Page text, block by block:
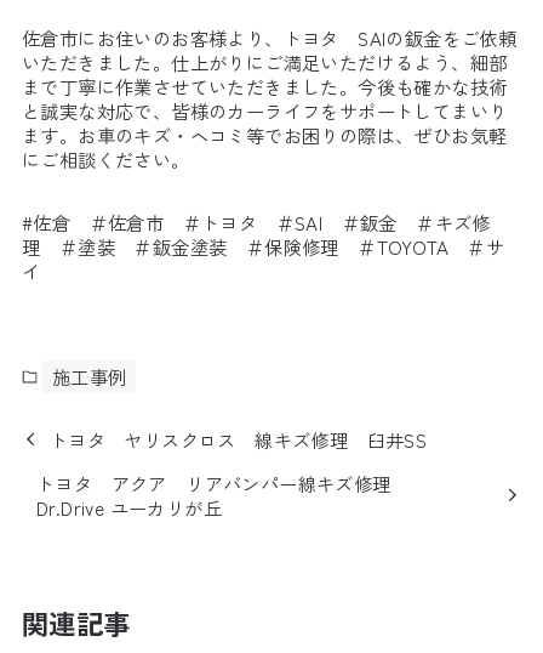
佐倉市にお住いのお客様より、トヨタ SAIの鈑金をご依頼
いただきました。仕上がりにご満足いただけるよう、細部
まで丁寧に作業させていただきました。今後も確かな技術
と誠実な対応で、皆様のカーライフをサポートしてまいり
ます。お車のキズ・ヘコミ等でお困りの際は、ぜひお気軽
にご相談ください。
#佐倉 ＃佐倉市 ＃トヨタ ＃SAI ＃鈑金 ＃キズ修
理 ＃塗装 ＃鈑金塗装 ＃保険修理 ＃TOYOTA ＃サ
イ
施工事例
トヨタ ヤリスクロス 線キズ修理 臼井SS
トヨタ アクア リアバンパー線キズ修理
Dr.Drive ユーカリが丘
関連記事